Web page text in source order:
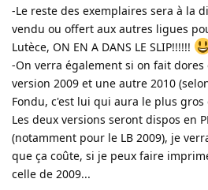
-Le reste des exemplaires sera à la
vendu ou offert aux autres ligues
Lutèce, ON EN A DANS LE SLIP!!!!!!
-On verra également si on fait
version 2009 et une autre 2010
Fondu, c'est lui qui aura le plus
Les deux versions seront dispos en
(notamment pour le LB 2009), je
que ça coûte, si je peux faire
celle de 2009...